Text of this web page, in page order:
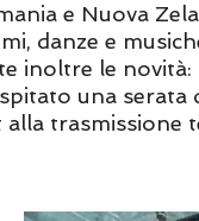
e Nuova
danze e
inoltre le
una
trasmissione